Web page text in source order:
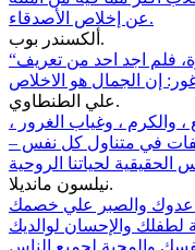
عن إخلاص الأصدقاء.
ألكسندر بوب.
“فإني قرأت كتاباً في تعريف الجمال كثيرة، فلم اجد احد من تعريف
علي الطنطاوي.
والكرم ، وغياب الغرور ،
في متناول كل نفس –
نيلسون مانديلا.
عدوك والصبر علي خصمك
لطفلك والإحسان لوالديك